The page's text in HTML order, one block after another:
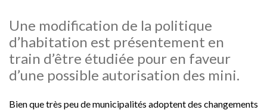
Une modification de la politique
d’habitation est présentement en
train d’être étudiée pour en faveur
d’une possible autorisation des mini.
Bien que très peu de municipalités adoptent des changements